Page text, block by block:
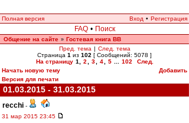
Полная версия Вход • Регистрация
FAQ • Поиск
Общение на сайте » Гостевая книга ВВ
Пред. тема | След. тема
Страница 1 из 102 [ Сообщений: 5078 ]
На страницу 1 2 3 4 5 102
След.
Начать новую тему
Добавить
Версия для печати
01.03.2015 - 31.03.2015
recchi -
31 мар 2015 23:45